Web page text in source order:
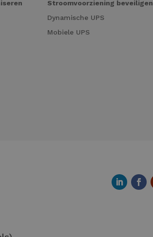
Stroomvoorziening beveiligen
Dynamische UPS
Mobiele UPS